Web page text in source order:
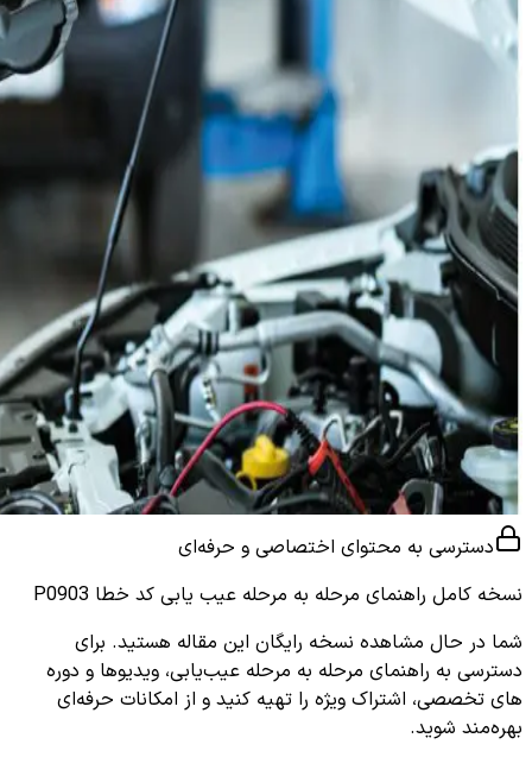
دسترسی به محتوای اختصاصی و حرفه‌ای
نسخه کامل راهنمای مرحله به مرحله عیب یابی کد خطا P0903
شما در حال مشاهده نسخه رایگان این مقاله هستید. برای
دسترسی به راهنمای مرحله به مرحله عیب‌یابی، ویدیوها و دوره
های تخصصی، اشتراک ویژه را تهیه کنید و از امکانات حرفه‌ای
بهره‌مند شوید.